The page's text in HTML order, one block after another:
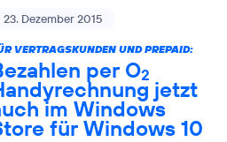
23. Dezember 2015
VERTRAGSKUNDEN UND PREPAID:
per O2
jetzt
im Windows
für Windows 10